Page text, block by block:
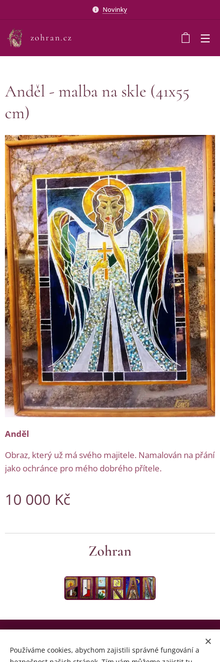
Novinky
zohran.cz
Anděl - malba na skle (41x55
cm)
Anděl
Obraz, který už má svého majitele. Namalován na přání
jako ochránce pro mého dobrého přítele.
10 000 Kč
Zohran
Cookies
Používáme cookies, abychom zajistili správné fungování a